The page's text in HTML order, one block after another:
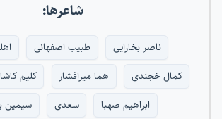
شاعرها:
ناصر بخارایی طبیب اصفهانی
کمال خجندی
هما میرافشار کلیم
ابراهیم صهبا
سعدی سیمین